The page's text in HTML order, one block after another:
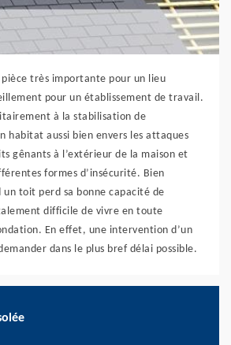
très importante pour un lieu
pour un établissement de travail.
à la stabilisation de
habitat aussi bien envers les attaques
gênants à l’extérieur de la maison et
formes d’insécurité. Bien
toit perd sa bonne capacité de
difficile de vivre en toute
En effet, une intervention d’un
dans le plus bref délai possible.